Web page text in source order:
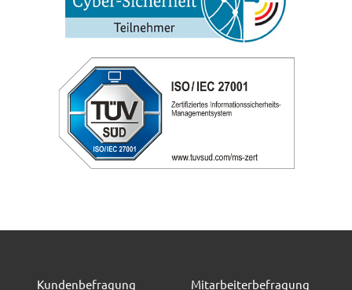
Kundenbefragung Mitarbeiterbefragung